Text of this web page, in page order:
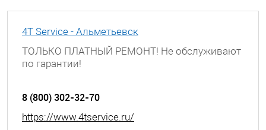
4T Service - Альметьевск
ТОЛЬКО ПЛАТНЫЙ РЕМОНТ! Не обслуживают
по гарантии!
8 (800) 302-32-70
https://www.4tservice.ru/